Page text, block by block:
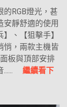
RGB燈光，甚
安靜舒適的使用
、【狙擊手】
悄，兩款主機皆
板與頂部安排
...... 繼續看下